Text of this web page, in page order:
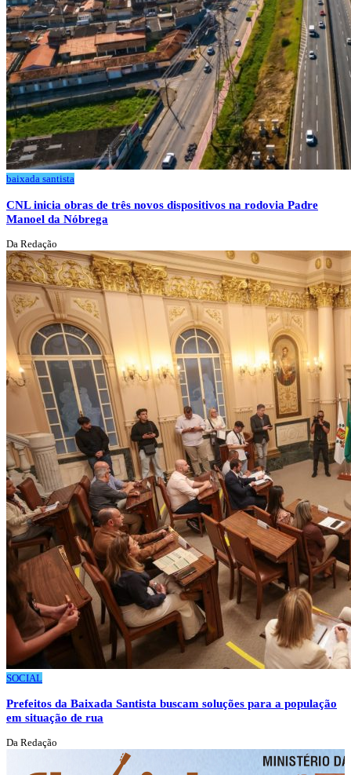
baixada santista
CNL inicia obras de três novos dispositivos na rodovia Padre
Manoel da Nóbrega
Da Redação
SOCIAL
Prefeitos da Baixada Santista buscam soluções para a população
em situação de rua
Da Redação